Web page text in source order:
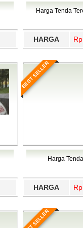
Wajo,
Harga Tenda
HARGA Rp.
BEST SELLER
Harga
HARGA Rp.